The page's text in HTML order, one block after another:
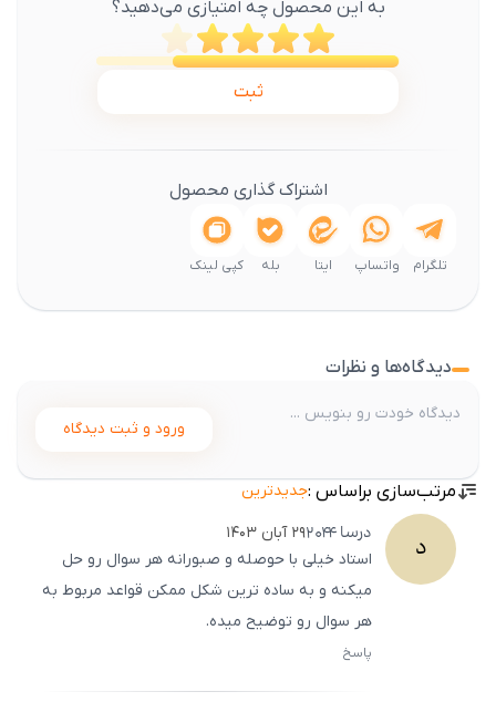
به این محصول چه امتیازی می‌دهید؟
ثبت
اشتراک گذاری محصول
تلگرام واتساپ ایتا بله کپی لینک
دیدگاه‌ها و نظرات
ورود و ثبت دیدگاه
مرتب‌سازی براساس :جدیدترین
د درسا2044۲۹ آبان ۱۴۰۳
استاد خیلی با حوصله و صبورانه هر سوال رو حل
میکنه و به ساده ترین شکل ممکن قواعد مربوط به
هر سوال رو توضیح میده.
پاسخ